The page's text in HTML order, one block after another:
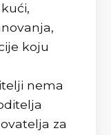
koju
nema
za